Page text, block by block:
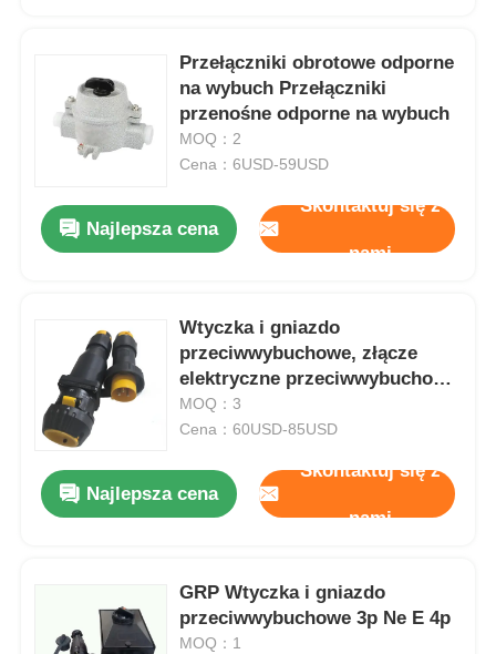
Przełączniki obrotowe odporne
na wybuch Przełączniki
przenośne odporne na wybuch
MOQ：2
Cena：6USD-59USD
Najlepsza cena
Skontaktuj się z
nami
Wtyczka i gniazdo
przeciwwybuchowe, złącze
elektryczne przeciwwybuchowe
220V 380AC IP65
MOQ：3
Cena：60USD-85USD
Najlepsza cena
Skontaktuj się z
nami
GRP Wtyczka i gniazdo
przeciwwybuchowe 3p Ne E 4p
MOQ：1